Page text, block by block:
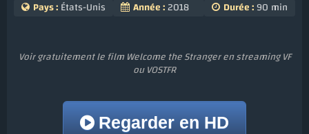
Pays :États-Unis Année :2018 Durée :90 min
Voir gratuitement le film Welcome the Stranger en streaming VF
ou VOSTFR
Regarder en HD